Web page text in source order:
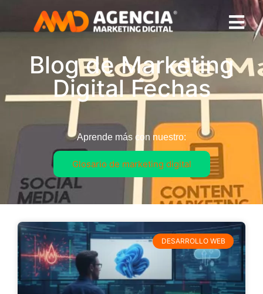
Blog de Marketing
Digital Fechas
Aprende más con nuestro:
Glosario de marketing digital
DESARROLLO WEB